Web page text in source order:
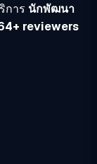
การ นักพัฒนา
reviewers